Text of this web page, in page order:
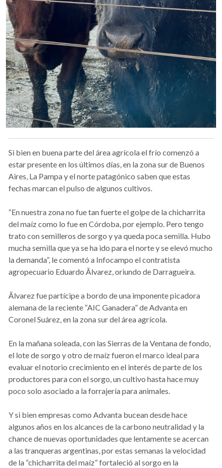
Si bien en buena parte del área agrícola el frío comenzó a
estar presente en los últimos días, en la zona sur de Buenos
Aires, La Pampa y el norte patagónico saben que estas
fechas marcan el pulso de algunos cultivos.
“En nuestra zona no fue tan fuerte el golpe de la chicharrita
del maíz como lo fue en Córdoba, por ejemplo. Pero tengo
trato con semilleros de sorgo y ya queda poca semilla. Hubo
mucha semilla que ya se ha ido para el norte y se elevó mucho
la demanda”, le comentó a Infocampo el contratista
agropecuario Eduardo Ãlvarez, oriundo de Darragueira.
Ãlvarez fue partícipe a bordo de una imponente picadora
alemana de la reciente “AIC Ganadera” de Advanta en
Coronel Suárez, en la zona sur del área agrícola.
En la mañana soleada, con las Sierras de la Ventana de fondo,
el lote de sorgo y otro de maíz fueron el marco ideal para
evaluar el notorio crecimiento en el interés de parte de los
productores para con el sorgo, un cultivo hasta hace muy
poco solo asociado a la forrajería para animales.
Y si bien empresas como Advanta bucean desde hace
algunos años en los alcances de la carbono neutralidad y la
chance de nuevas oportunidades que lentamente se acercan
a las tranqueras argentinas, por estas semanas la velocidad
de la “chicharrita del maíz” fortaleció al sorgo en la